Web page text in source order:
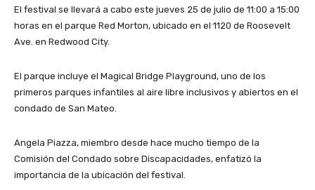
d
i
o
El festival se llevará a cabo este jueves 25 de julio de 11:00 a 15:00
horas en el parque Red Morton, ubicado en el 1120 de Roosevelt
Ave. en Redwood City.
El parque incluye el Magical Bridge Playground, uno de los
primeros parques infantiles al aire libre inclusivos y abiertos en el
condado de San Mateo.
Angela Piazza, miembro desde hace mucho tiempo de la
Comisión del Condado sobre Discapacidades, enfatizó la
importancia de la ubicación del festival.